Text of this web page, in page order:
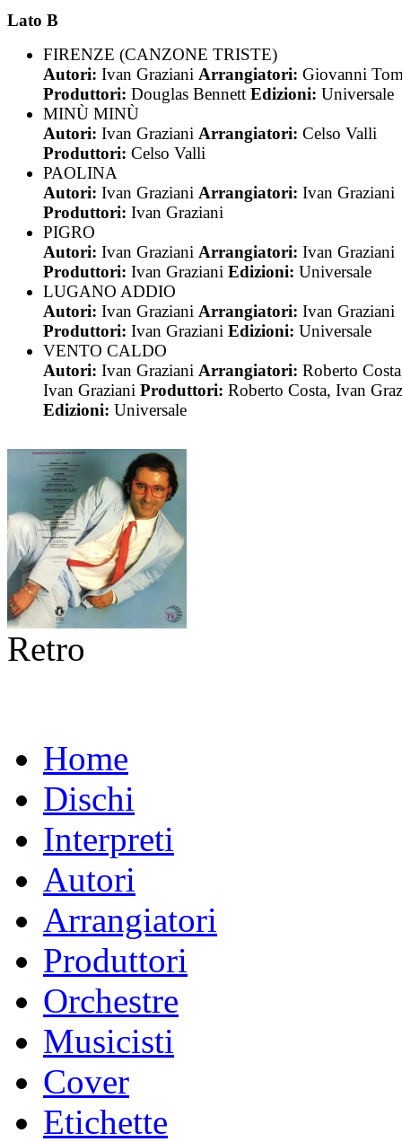
Lato B
FIRENZE (CANZONE TRISTE)
Autori: Ivan Graziani Arrangiatori: Giovanni
Produttori: Douglas Bennett Edizioni: Universale
MINÙ MINÙ
Autori: Ivan Graziani Arrangiatori: Celso Valli
Produttori: Celso Valli
PAOLINA
Autori: Ivan Graziani Arrangiatori: Ivan Graziani
Produttori: Ivan Graziani
PIGRO
Autori: Ivan Graziani Arrangiatori: Ivan Graziani
Produttori: Ivan Graziani Edizioni: Universale
LUGANO ADDIO
Autori: Ivan Graziani Arrangiatori: Ivan Graziani
Produttori: Ivan Graziani Edizioni: Universale
VENTO CALDO
Autori: Ivan Graziani Arrangiatori: Roberto
Ivan Graziani Produttori: Roberto Costa, Ivan
Edizioni: Universale
Retro
Home
Dischi
Interpreti
Autori
Arrangiatori
Produttori
Orchestre
Musicisti
Cover
Etichette